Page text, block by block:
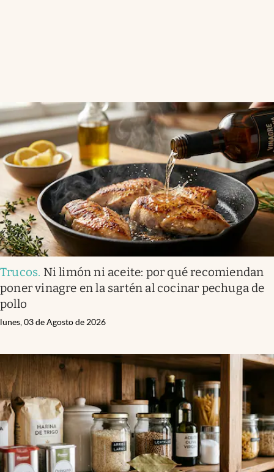
Trucos. Ni limón ni aceite: por qué recomiendan
poner vinagre en la sartén al cocinar pechuga de
pollo
lunes, 03 de Agosto de 2026